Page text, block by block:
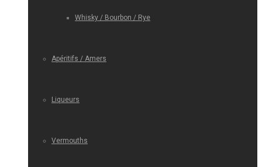
Whisky / Bourbon / Rye
Apéritifs / Amers
Liqueurs
Vermouths